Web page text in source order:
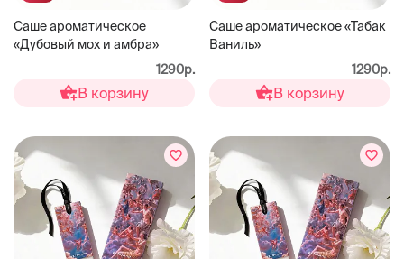
Саше ароматическое
«Дубовый мох и амбра»
1290р.
В корзину
Саше ароматическое «Табак
Ваниль»
1290р.
В корзину